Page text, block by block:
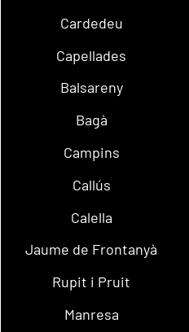
Cardedeu
Capellades
Balsareny
Bagà
Campins
Callús
Calella
Jaume de Frontanyà
Rupit i Pruit
Manresa